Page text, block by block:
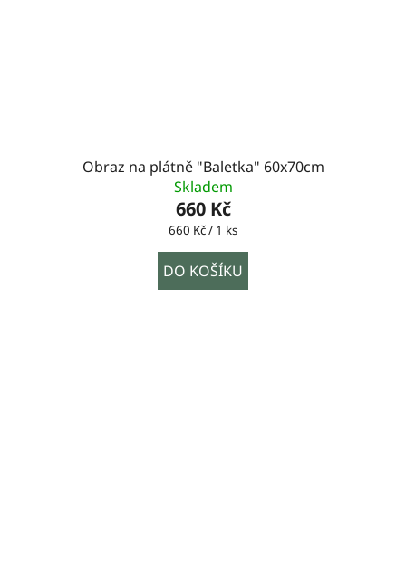
Obraz na plátně "Baletka" 60x70cm
Skladem
660 Kč
Měrná
660 Kč / 1 ks
DO KOŠÍKU